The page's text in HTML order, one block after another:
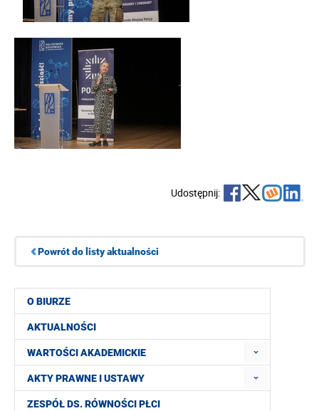
O BIURZE
AKTUALNOŚCI
WARTOŚCI AKADEMICKIE
AKTY PRAWNE I USTAWY
ZESPÓŁ DS. RÓWNOŚCI PŁCI
Udostępnij:
Powrót do listy aktualności